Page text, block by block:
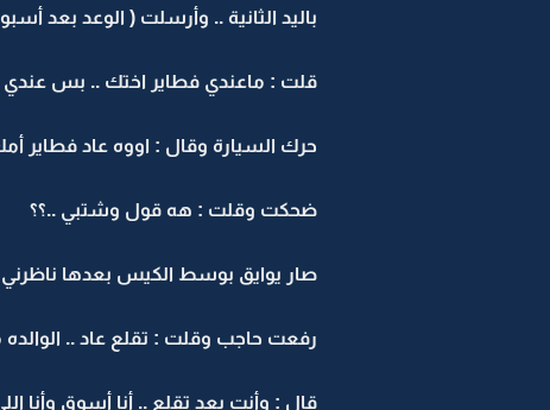
باليد الثانية .. وأرسلت ( الوعد بعد
قلت : ماعندي فطاير اختك .. بس عندي
حرك السيارة وقال : اووه عاد فطاير
ضحكت وقلت : هه قول وشتبي ..؟؟
صار يوايق بوسط الكيس بعدها
رفعت حاجب وقلت : تقلع عاد ..
قال : وأنت بعد تقلع .. أنا أسوق وأنا